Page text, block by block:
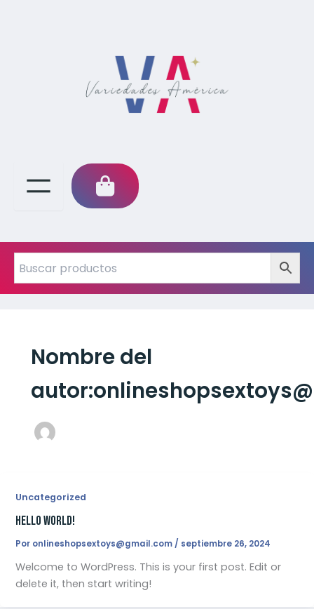
Nombre del
Uncategorized
Hello world!
Por onlineshopsextoys@gmail.com / septiembre 26, 2024
Welcome to WordPress. This is your first post. Edit or
delete it, then start writing!